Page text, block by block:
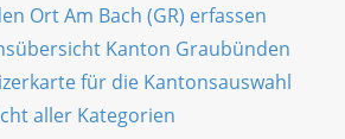
Ort Am Bach (GR) erfassen
Kanton Graubünden
für die Kantonsauswahl
aller Kategorien